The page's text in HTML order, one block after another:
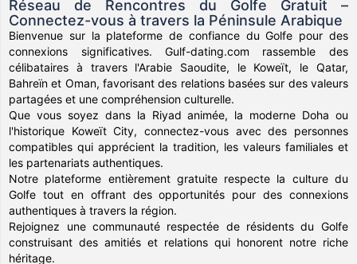
Réseau de Rencontres du Golfe Gratuit –
Connectez-vous à travers la Péninsule Arabique
Bienvenue sur la plateforme de confiance du Golfe pour des
connexions significatives. Gulf-dating.com rassemble des
célibataires à travers l'Arabie Saoudite, le Koweït, le Qatar,
Bahreïn et Oman, favorisant des relations basées sur des valeurs
partagées et une compréhension culturelle.
Que vous soyez dans la Riyad animée, la moderne Doha ou
l'historique Koweït City, connectez-vous avec des personnes
compatibles qui apprécient la tradition, les valeurs familiales et
les partenariats authentiques.
Notre plateforme entièrement gratuite respecte la culture du
Golfe tout en offrant des opportunités pour des connexions
authentiques à travers la région.
Rejoignez une communauté respectée de résidents du Golfe
construisant des amitiés et relations qui honorent notre riche
héritage.